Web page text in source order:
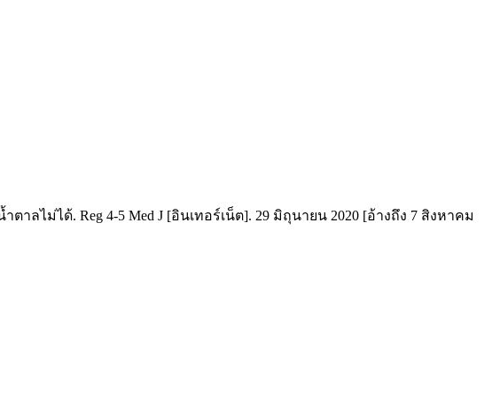
ไม่ได้. Reg 4-5 Med J [อินเทอร์เน็ต]. 29 มิถุนายน 2020 [อ้างถึง 7 สิงหาคม